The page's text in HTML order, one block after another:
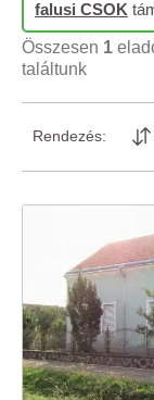
falusi CSOK
Összesen 1
találtunk
Rendezés: